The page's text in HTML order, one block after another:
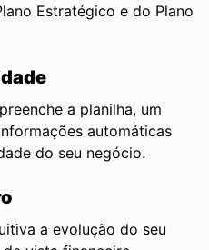
Estratégico e do Plano
a planilha, um
automáticas
do seu negócio.
a evolução do seu